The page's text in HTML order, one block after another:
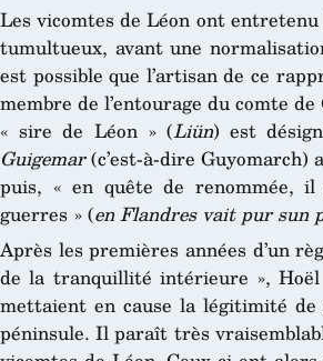
Les vicomtes de Léon ont
tumultueux, avant une
est possible que l’artisan de ce
membre de l’entourage du comte
« sire de Léon » (Liün) est
Guigemar(c’est-à-dire Guyomarch)
puis, « en quête de renommée,
guerres » (en Flandres vait pur sun
Après les premières années d’un
de la tranquillité intérieure », Hoël
mettaient en cause la légitimité
péninsule. Il paraît très